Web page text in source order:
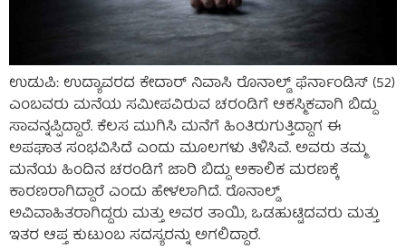
ಉಡುಪಿ: ಉದ್ಯಾವರದ ಕೇದಾರ್ ನಿವಾಸಿ ರೊನಾಲ್ಡ್ ಫೆರ್ನಾಂಡಿಸ್ (52)
ಎಂಬವರು ಮನೆಯ ಸಮೀಪವಿರುವ ಚರಂಡಿಗೆ ಆಕಸ್ಮಿಕವಾಗಿ ಬಿದ್ದು
ಸಾವನ್ನಪ್ಪಿದ್ದಾರೆ. ಕೆಲಸ ಮುಗಿಸಿ ಮನೆಗೆ ಹಿಂತಿರುಗುತ್ತಿದ್ದಾಗ ಈ
ಅಪಘಾತ ಸಂಭವಿಸಿದೆ ಎಂದು ಮೂಲಗಳು ತಿಳಿಸಿವೆ. ಅವರು ತಮ್ಮ
ಮನೆಯ ಹಿಂದಿನ ಚರಂಡಿಗೆ ಜಾರಿ ಬಿದ್ದು ಅಕಾಲಿಕ ಮರಣಕ್ಕೆ
ಕಾರಣರಾಗಿದ್ದಾರೆ ಎಂದು ಹೇಳಲಾಗಿದೆ. ರೊನಾಲ್ಡ್
ಅವಿವಾಹಿತರಾಗಿದ್ದರು ಮತ್ತು ಅವರ ತಾಯಿ, ಒಡಹುಟ್ಟಿದವರು ಮತ್ತು
ಇತರ ಆಪ್ತ ಕುಟುಂಬ ಸದಸ್ಯರನ್ನು ಅಗಲಿದ್ದಾರೆ.